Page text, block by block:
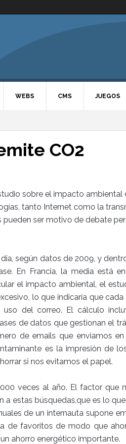
WEBS CMS JUEGOS
CO2
sobre el impacto ambiental
tanto Internet como la
pueden ser motivo de debate
según datos de 2009, y
En Francia, la media está
el impacto ambiental, el
lo que indicaría que
del correo. El cálculo
de datos que gestionan el
de emails que enviamos
es la impresión de
si nos evitamos el papel.
veces al año. El factor que
estas búsquedas,que es lo
de un internauta supone
de favoritos de modo que
ahorro energético importante.